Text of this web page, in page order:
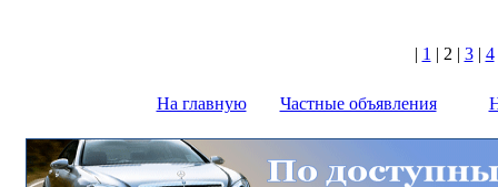
| 1 | 2 | 3| 4
На главную Частные объявления